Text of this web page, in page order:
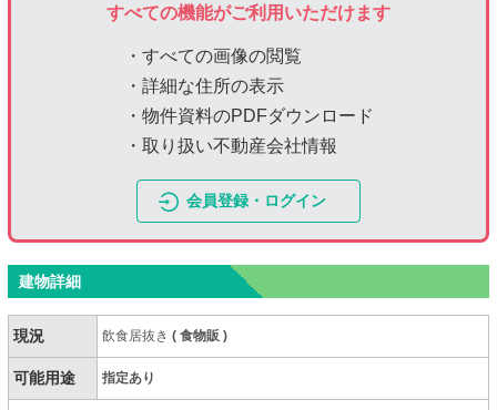
すべての機能がご利用いただけます
・すべての画像の閲覧
・詳細な住所の表示
・物件資料のPDFダウンロード
・取り扱い不動産会社情報
会員登録・ログイン
建物詳細
現況 飲食居抜き(食物販)
可能用途 指定あり